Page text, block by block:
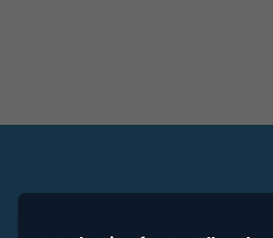
Marketingfacts. Elke dag